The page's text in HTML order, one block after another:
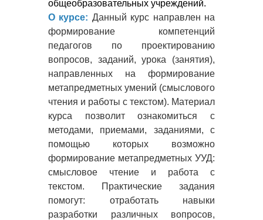
общеобразовательных учреждений.
О курсе: Данный курс направлен на
формирование компетенций
педагогов по проектированию
вопросов, заданий, урока (занятия),
направленных на формирование
метапредметных умений (смыслового
чтения и работы с текстом). Материал
курса позволит ознакомиться с
методами, приемами, заданиями, с
помощью которых возможно
формирование метапредметных УУД:
смысловое чтение и работа с
текстом. Практические задания
помогут: отработать навыки
разработки различных вопросов,